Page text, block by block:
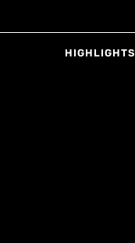
HIGHLIGHTS